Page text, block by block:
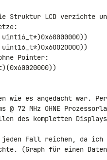
Struktur LCD verzichte
Pointer:
wie es angedacht war. Per
72 MHz OHNE
des kompletten
jeden Fall reichen, da ich
(Graph für einen